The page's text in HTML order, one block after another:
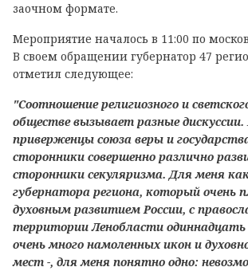
заочном формате.
Мероприятие началось в 11:00 по
В своем обращении губернатор 47
отметил следующее:
"Соотношение религиозного и
обществе вызывает разные
приверженцы союза веры и
сторонники совершенно различно
сторонники секуляризма. Для меня
губернатора региона, который очень
духовным развитием России, с
территории Ленобласти
очень много намоленных икон и
мест -, для меня понятно одно: